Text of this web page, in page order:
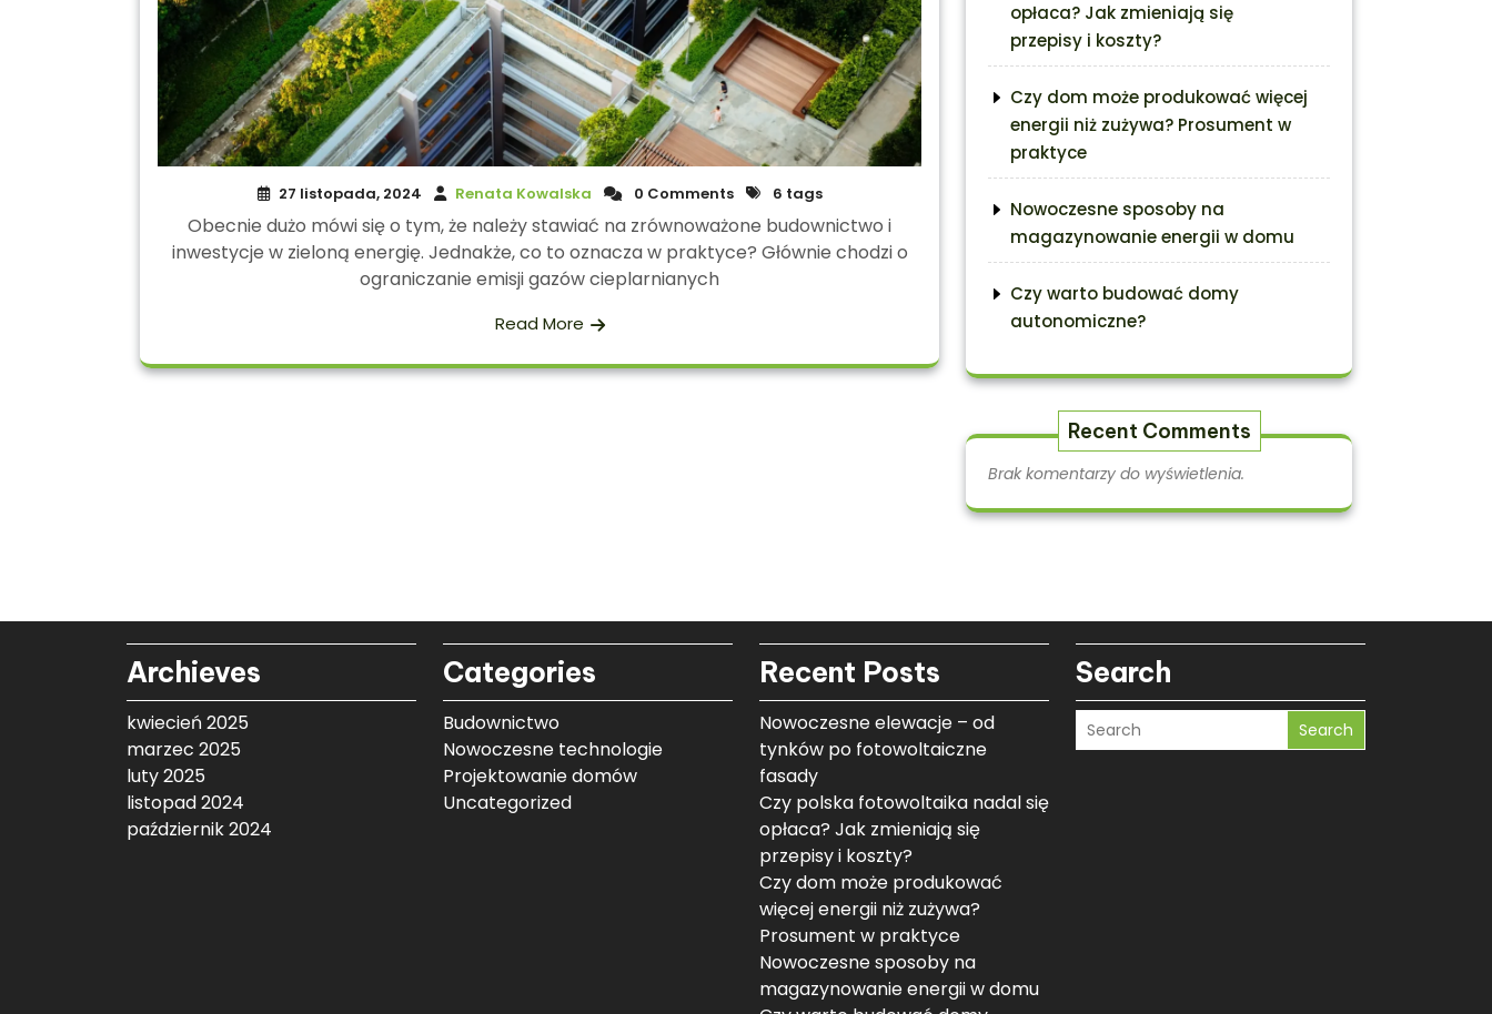
27 listopada, 2024 Renata Kowalska 0 Comments 6 tags
Obecnie dużo mówi się o tym, że należy stawiać na zrównoważone budownictwo i
inwestycje w zieloną energię. Jednakże, co to oznacza w praktyce? Głównie chodzi o
ograniczanie emisji gazów cieplarnianych
Read More
opłaca? Jak zmieniają się
przepisy i koszty?
Czy dom może produkować więcej
energii niż zużywa? Prosument w
praktyce
Nowoczesne sposoby na
magazynowanie energii w domu
Czy warto budować domy
autonomiczne?
Recent Comments
Brak komentarzy do wyświetlenia.
Archieves
kwiecień 2025
marzec 2025
luty 2025
listopad 2024
październik 2024
Categories
Budownictwo
Nowoczesne technologie
Projektowanie domów
Uncategorized
Recent Posts
Nowoczesne elewacje – od
tynków po fotowoltaiczne
fasady
Czy polska fotowoltaika nadal się
opłaca? Jak zmieniają się
przepisy i koszty?
Czy dom może produkować
więcej energii niż zużywa?
Prosument w praktyce
Nowoczesne sposoby na
magazynowanie energii w domu
Search
Search